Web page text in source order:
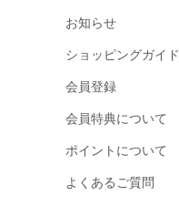
お知らせ
ショッピングガイド
会員登録
会員特典について
ポイントについて
よくあるご質問